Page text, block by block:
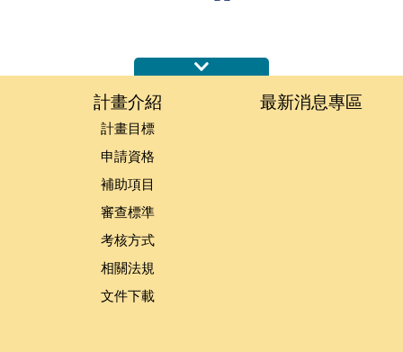
計畫介紹
計畫目標
申請資格
補助項目
審查標準
考核方式
相關法規
文件下載
最新消息專區